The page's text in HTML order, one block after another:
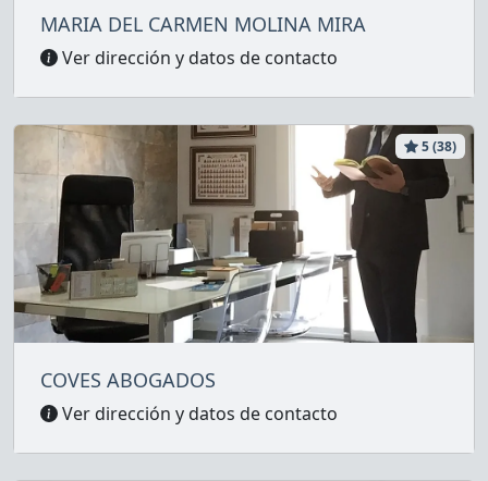
MARIA DEL CARMEN MOLINA MIRA
Ver dirección y datos de contacto
5 (38)
COVES ABOGADOS
Ver dirección y datos de contacto